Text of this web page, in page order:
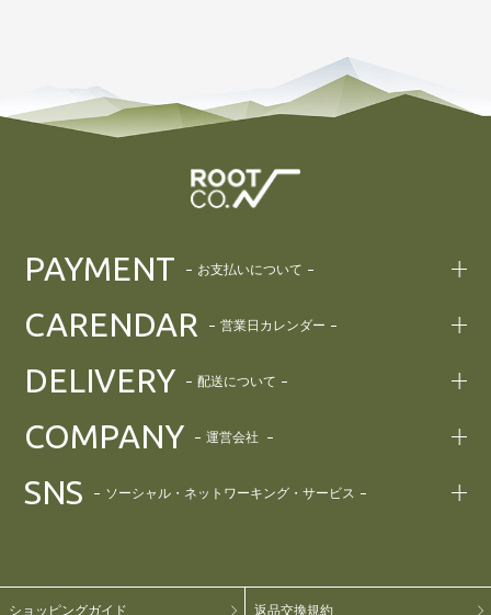
PAYMENT お支払いについて
CARENDAR 営業日カレンダー
DELIVERY 配送について
COMPANY 運営会社
SNS ソーシャル・ネットワーキング・サービス
ショッピングガイド 返品交換規約